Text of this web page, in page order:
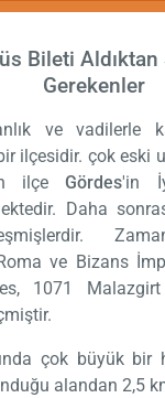
Bileti
Gerekenler
ve vadilerle
ilçesidir. çok eski
ilçeGördes'in
Daha
ve Bizans
1071
çok büyük bir
alandan 2,5